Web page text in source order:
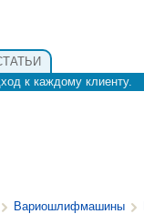
к каждому клиенту.
Вариошлифмашины